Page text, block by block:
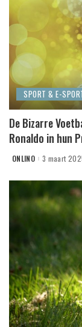
SPORT & E-
De Bizarre
Ronaldo in hun
POSTED
ONLINO 3 maart